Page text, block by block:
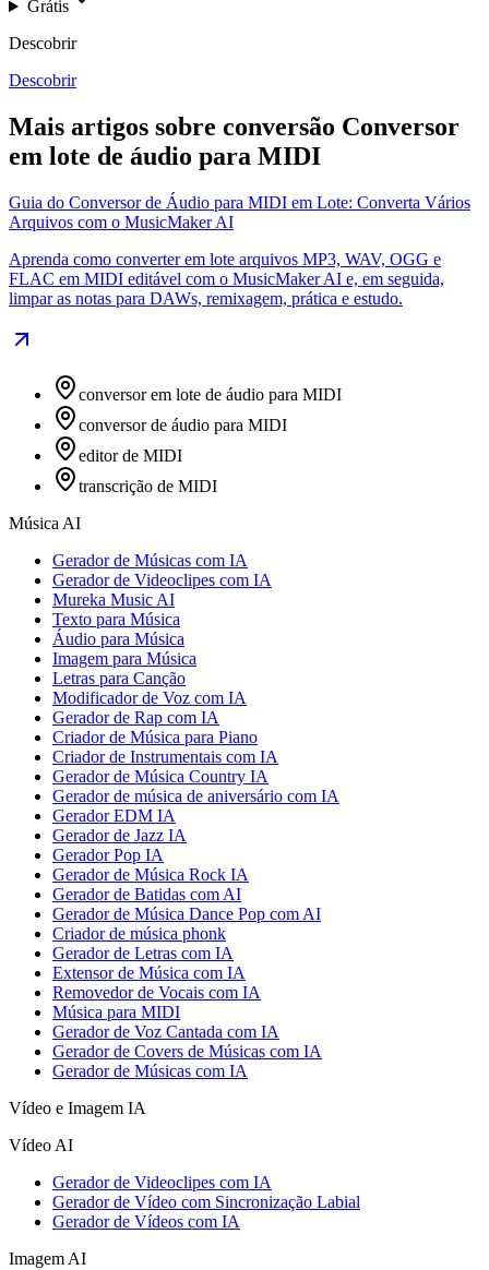
Grátis
Descobrir
Descobrir
Mais artigos sobre conversão Conversor
em lote de áudio para MIDI
Guia do Conversor de Áudio para MIDI em Lote: Converta Vários
Arquivos com o MusicMaker AI
Aprenda como converter em lote arquivos MP3, WAV, OGG e
FLAC em MIDI editável com o MusicMaker AI e, em seguida,
limpar as notas para DAWs, remixagem, prática e estudo.
conversor em lote de áudio para MIDI
conversor de áudio para MIDI
editor de MIDI
transcrição de MIDI
Música AI
Gerador de Músicas com IA
Gerador de Videoclipes com IA
Mureka Music AI
Texto para Música
Áudio para Música
Imagem para Música
Letras para Canção
Modificador de Voz com IA
Gerador de Rap com IA
Criador de Música para Piano
Criador de Instrumentais com IA
Gerador de Música Country IA
Gerador de música de aniversário com IA
Gerador EDM IA
Gerador de Jazz IA
Gerador Pop IA
Gerador de Música Rock IA
Gerador de Batidas com AI
Gerador de Música Dance Pop com AI
Criador de música phonk
Gerador de Letras com IA
Extensor de Música com IA
Removedor de Vocais com IA
Música para MIDI
Gerador de Voz Cantada com IA
Gerador de Covers de Músicas com IA
Gerador de Músicas com IA
Vídeo e Imagem IA
Vídeo AI
Gerador de Videoclipes com IA
Gerador de Vídeo com Sincronização Labial
Gerador de Vídeos com IA
Imagem AI